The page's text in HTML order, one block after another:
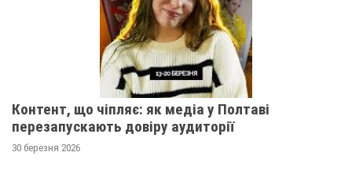
Контент, що чіпляє: як медіа у Полтаві
перезапускають довіру аудиторії
30 березня 2026